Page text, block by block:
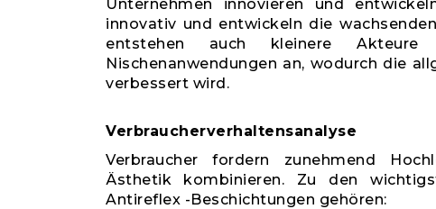
Unternehmen innovieren und
innovativ und entwickeln die
entstehen auch kleinere
Nischenanwendungen an, wodurch die
verbessert wird.
Verbraucherverhaltensanalyse
Verbraucher fordern zunehmend
Ästhetik kombinieren. Zu den
Antireflex -Beschichtungen gehören: